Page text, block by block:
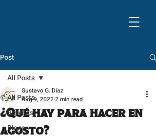
Post
All Posts
Reseñas
Blogs
All Posts
¿Qué hay para hacer en
agosto?
Gustavo G. Díaz
Aug 9, 20222 min read